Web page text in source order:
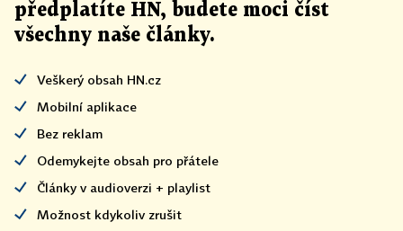
předplatíte HN, budete moci číst
všechny naše články.
Veškerý obsah HN.cz
Mobilní aplikace
Bez reklam
Odemykejte obsah pro přátele
Články v audioverzi + playlist
Možnost kdykoliv zrušit